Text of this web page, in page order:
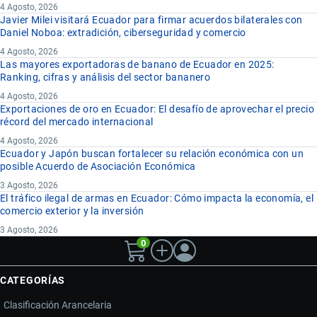
4 Agosto, 2026
Javier Milei visitará Ecuador para firmar acuerdos bilaterales con
Daniel Noboa: extradición, ciberseguridad y comercio
4 Agosto, 2026
Las mayores exportadoras de banano de Ecuador en 2025:
Ranking, cifras y análisis del sector bananero
4 Agosto, 2026
Exportaciones de oro en Ecuador: El desafío de aprovechar el precio
récord del mercado internacional
4 Agosto, 2026
Ecuador y Japón buscan fortalecer su relación económica con un
posible Acuerdo de Asociación Económica
3 Agosto, 2026
El tráfico ilegal de armas en Ecuador: Cómo impacta la economía, el
comercio exterior y la inversión
3 Agosto, 2026
0
CATEGORÍAS
Clasificación Arancelaria